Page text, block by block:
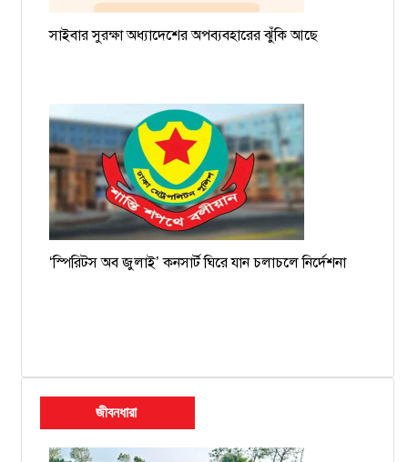
সাইবার সুরক্ষা অধ্যাদেশের অপব্যবহারের ঝুঁকি আছে
‘স্পিরিটস অব জুলাই’ কনসার্ট ঘিরে যান চলাচলে নির্দেশনা
জীবনধারা